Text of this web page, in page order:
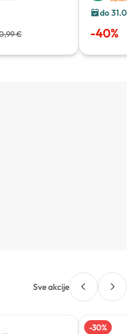
€
do 31.08
-40%
Sve akcije
-30%